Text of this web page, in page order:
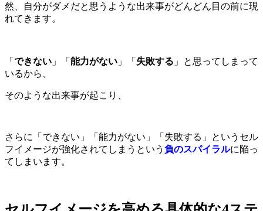
然、自分がダメだと思うような出来事がどんどん目の前に現
れてきます。
「 できない 」「 能力がない 」「 失敗する 」と思ってしまって
いるから、
そのような出来事が起こり、
さらに「できない」「能力がない」「失敗する」というセル
フイメージが強化されてしまうという 負のスパイラルに陥っ
てしまいます。